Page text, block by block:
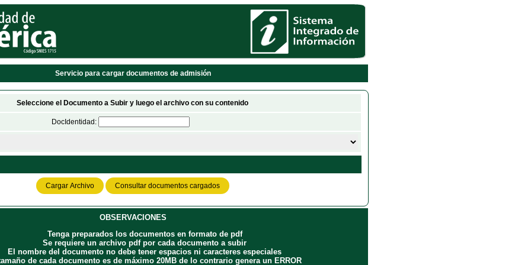
Servicio para cargar documentos de admisión
Seleccione el Documento a Subir y luego el archivo con su contenido
DocIdentidad:
OBSERVACIONES
Tenga preparados los documentos en formato de pdf
Se requiere un archivo pdf por cada documento a subir
El nombre del documento no debe tener espacios ni caracteres especiales
de cada documento es de máximo 20MB de lo contrario genera un ERROR